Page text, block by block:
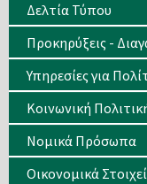
Δελτία Τύπου
Προκηρύξεις -
Υπηρεσίες για
Κοινωνική
Νομικά Πρόσωπα
Οικονομικά